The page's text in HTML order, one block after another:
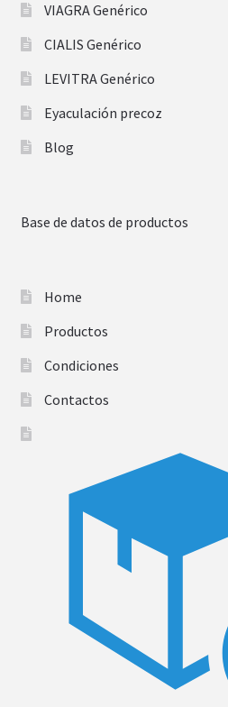
VIAGRA Genérico
CIALIS Genérico
LEVITRA Genérico
Eyaculación precoz
Blog
Base de datos de productos
Home
Productos
Condiciones
Contactos